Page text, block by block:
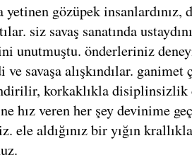
yetinen gözüpek insanlardınız,
siz savaş sanatında
unutmuştu. önderleriniz
ve savaşa alışkındılar.
korkaklıkla disiplinsizlik
hız veren her şey devinime
ele aldığınız bir yığın